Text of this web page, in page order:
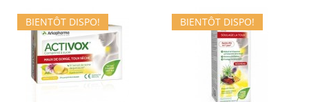
BIENTÔT DISPO! BIENTÔT DISPO!